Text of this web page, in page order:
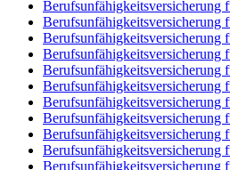
Berufsunfähigkeitsversicherung
Berufsunfähigkeitsversicherung
Berufsunfähigkeitsversicherung
Berufsunfähigkeitsversicherung
Berufsunfähigkeitsversicherung
Berufsunfähigkeitsversicherung
Berufsunfähigkeitsversicherung
Berufsunfähigkeitsversicherung
Berufsunfähigkeitsversicherung
Berufsunfähigkeitsversicherung
Berufsunfähigkeitsversicherung